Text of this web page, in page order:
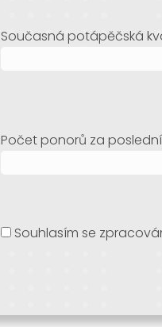
Současná potápěčská
Počet ponorů za
Souhlasím se